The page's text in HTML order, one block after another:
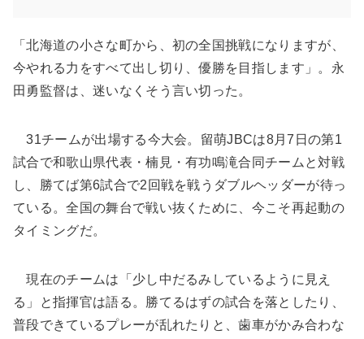
「北海道の小さな町から、初の全国挑戦になりますが、
今やれる力をすべて出し切り、優勝を目指します」。永
田勇監督は、迷いなくそう言い切った。
31チームが出場する今大会。留萌JBCは8月7日の第1
試合で和歌山県代表・楠見・有功鳴滝合同チームと対戦
し、勝てば第6試合で2回戦を戦うダブルヘッダーが待っ
ている。全国の舞台で戦い抜くために、今こそ再起動の
タイミングだ。
現在のチームは「少し中だるみしているように見え
る」と指揮官は語る。勝てるはずの試合を落としたり、
普段できているプレーが乱れたりと、歯車がかみ合わな